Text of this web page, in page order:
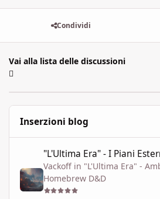
Condividi
Vai alla lista delle discussioni
Inserzioni blog
"L'Ultima Era" - I Piani
Vackoff in "L'Ultima Era" -
Homebrew D&D